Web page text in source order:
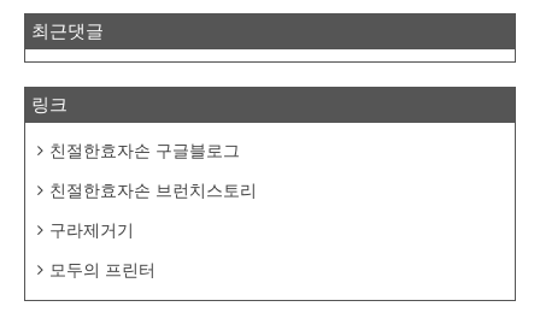
최근댓글
링크
친절한효자손 구글블로그
친절한효자손 브런치스토리
구라제거기
모두의 프린터